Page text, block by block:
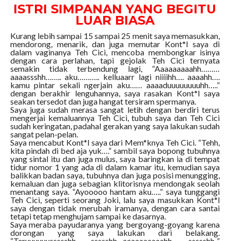
ISTRI SIMPANAN YANG BEGITU
LUAR BIASA
Kurang lebih sampai 15 sampai 25 menit saya memasukkan,
mendorong, menarik, dan juga memutar Kont*l saya di
dalam vaginanya Teh Cici, mencoba membongkar isinya
dengan cara perlahan, tapi gejolak Teh Cici ternyata
semakin tidak terbendung lagi, “Aaaaaaaaahh………
aaaassshh…….. aku……….. kelluaarr lagi niiiihh…. aaaahh….
kamu pintar sekali ngerjain aku…… aaaaduuuuuuuuhh…..”
dengan berakhir lenguhannya, saya rasakan Kont*l saya
seakan tersedot dan juga hangat tersiram spermanya.
Saya juga sudah merasa sangat letih dengan berdiri terus
mengerjai kemaluannya Teh Cici, tubuh saya dan Teh Cici
sudah keringatan, padahal gerakan yang saya lakukan sudah
sangat pelan-pelan.
Saya mencabut Kont*l saya dari Mem*knya Teh Cici. “Tehh,
kita pindah di bed aja yuk….” sambil saya bopong tubuhnya
yang sintal itu dan juga mulus, saya baringkan ia di tempat
tidur nomor 1 yang ada di dalam kamar itu, kemudian saya
balikkan badan saya, tubuhnya dan juga posisi menungging,
kemaluan dan juga sebagian klitorisnya mendongak seolah
menantang saya. “Ayooooo hantam aku…..” saya tunggangi
Teh Cici, seperti seorang Joki, lalu saya masukkan Kont*l
saya dengan tidak merubah iramanya, dengan cara santai
tetapi tetap menghujam sampai ke dasarnya.
Saya meraba payudaranya yang bergoyang-goyang karena
dorongan yang saya lakukan dari belakang.